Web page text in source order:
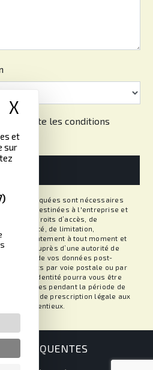
et
sur
X Masquer le
j'accepte les conditions
**
communiquées sont nécessaires
sont destinées à l'entreprise et
de droits d’accès, de
portabilité, de limitation,
consentement à tout moment et
auprès d’une autorité de
le sort de vos données post-
ces droits par voie postale ou par
d'identité pourra vous être
vos données pendant la période de
la durée de prescription légale aux
des contentieux.
FRÉQUENTES